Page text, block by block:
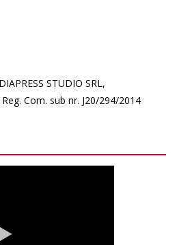
STUDIO SRL,
Com. sub nr. J20/294/2014